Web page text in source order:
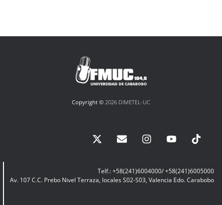
Copyright © 2026 DIMETEL-UC
Telf.: +58(241)6004000/ +58(241)6005000
Av. 107 C.C. Prebo Nivel Terraza, locales S02-S03, Valencia Edo. Carabobo